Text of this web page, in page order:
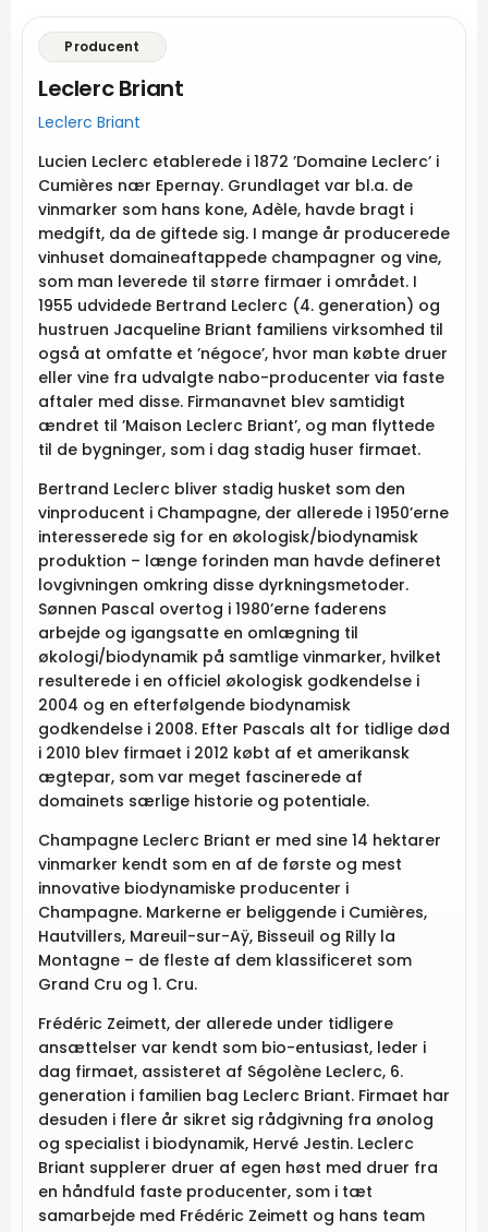
Producent
Leclerc Briant
Leclerc Briant
Lucien Leclerc etablerede i 1872 ’Domaine Leclerc’ i
Cumières nær Epernay. Grundlaget var bl.a. de
vinmarker som hans kone, Adèle, havde bragt i
medgift, da de giftede sig. I mange år producerede
vinhuset domaineaftappede champagner og vine,
som man leverede til større firmaer i området. I
1955 udvidede Bertrand Leclerc (4. generation) og
hustruen Jacqueline Briant familiens virksomhed til
også at omfatte et ’négoce’, hvor man købte druer
eller vine fra udvalgte nabo-producenter via faste
aftaler med disse. Firmanavnet blev samtidigt
ændret til ’Maison Leclerc Briant’, og man flyttede
til de bygninger, som i dag stadig huser firmaet.
Bertrand Leclerc bliver stadig husket som den
vinproducent i Champagne, der allerede i 1950’erne
interesserede sig for en økologisk/biodynamisk
produktion – længe forinden man havde defineret
lovgivningen omkring disse dyrkningsmetoder.
Sønnen Pascal overtog i 1980’erne faderens
arbejde og igangsatte en omlægning til
økologi/biodynamik på samtlige vinmarker, hvilket
resulterede i en officiel økologisk godkendelse i
2004 og en efterfølgende biodynamisk
godkendelse i 2008. Efter Pascals alt for tidlige død
i 2010 blev firmaet i 2012 købt af et amerikansk
ægtepar, som var meget fascinerede af
domainets særlige historie og potentiale.
Champagne Leclerc Briant er med sine 14 hektarer
vinmarker kendt som en af de første og mest
innovative biodynamiske producenter i
Champagne. Markerne er beliggende i Cumières,
Hautvillers, Mareuil-sur-Aÿ, Bisseuil og Rilly la
Montagne – de fleste af dem klassificeret som
Grand Cru og 1. Cru.
Frédéric Zeimett, der allerede under tidligere
ansættelser var kendt som bio-entusiast, leder i
dag firmaet, assisteret af Ségolène Leclerc, 6.
generation i familien bag Leclerc Briant. Firmaet har
desuden i flere år sikret sig rådgivning fra ønolog
og specialist i biodynamik, Hervé Jestin. Leclerc
Briant supplerer druer af egen høst med druer fra
en håndfuld faste producenter, som i tæt
samarbejde med Frédéric Zeimett og hans team